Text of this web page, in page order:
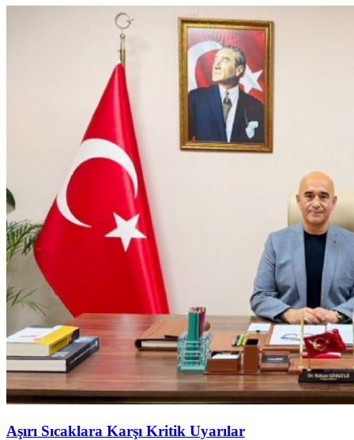
Aşırı Sıcaklara Karşı Kritik Uyarılar